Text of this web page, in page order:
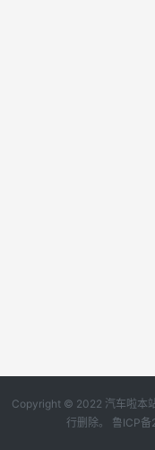
Copyright © 2022 汽车啦本
行删除。 鲁ICP